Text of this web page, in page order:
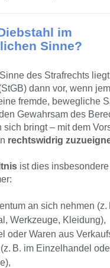
im
Sinne?
des Strafrechts
dann vor, wenn
fremde, bewegliche
Gewahrsam des
sich bringt – mit dem
rechtswidrig
ist dies
an sich nehmen (z.
Werkzeuge, Kleidung),
oder Waren aus
B. im Einzelhandel